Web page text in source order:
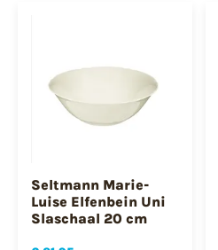
Seltmann Marie-
Luise Elfenbein Uni
Slaschaal 20 cm